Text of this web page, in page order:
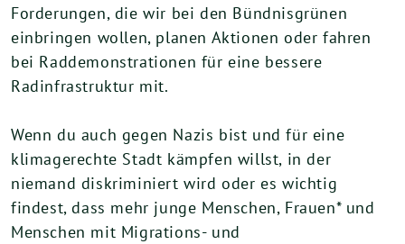
Forderungen, die wir bei den Bündnisgrünen
einbringen wollen, planen Aktionen oder fahren
bei Raddemonstrationen für eine bessere
Radinfrastruktur mit.
Wenn du auch gegen Nazis bist und für eine
klimagerechte Stadt kämpfen willst, in der
niemand diskriminiert wird oder es wichtig
findest, dass mehr junge Menschen, Frauen* und
Menschen mit Migrations- und